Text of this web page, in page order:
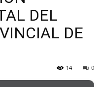
DEL
DE
0
14